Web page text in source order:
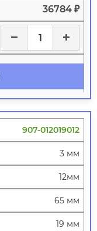
36784 ₽
907-012019012
3 мм
12мм
65 мм
19 мм